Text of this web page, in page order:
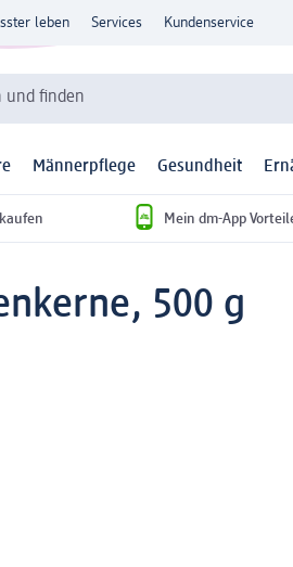
leben Services Kundenservice
und finden
Männerpflege Gesundheit
Mein dm-App
500 g